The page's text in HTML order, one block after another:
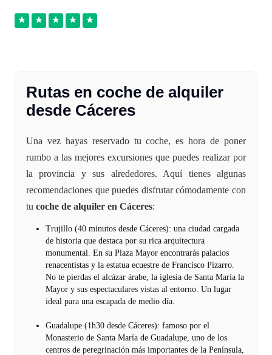
Rutas en coche de alquiler
desde Cáceres
Una vez hayas reservado tu coche, es hora de poner
rumbo a las mejores excursiones que puedes realizar por
la provincia y sus alrededores. Aquí tienes algunas
recomendaciones que puedes disfrutar cómodamente con
tu coche de alquiler en Cáceres:
Trujillo (40 minutos desde Cáceres): una ciudad cargada
de historia que destaca por su rica arquitectura
monumental. En su Plaza Mayor encontrarás palacios
renacentistas y la estatua ecuestre de Francisco Pizarro.
No te pierdas el alcázar árabe, la iglesia de Santa María la
Mayor y sus espectaculares vistas al entorno. Un lugar
ideal para una escapada de medio día.
Guadalupe (1h30 desde Cáceres): famoso por el
Monasterio de Santa María de Guadalupe, uno de los
centros de peregrinación más importantes de la Península,